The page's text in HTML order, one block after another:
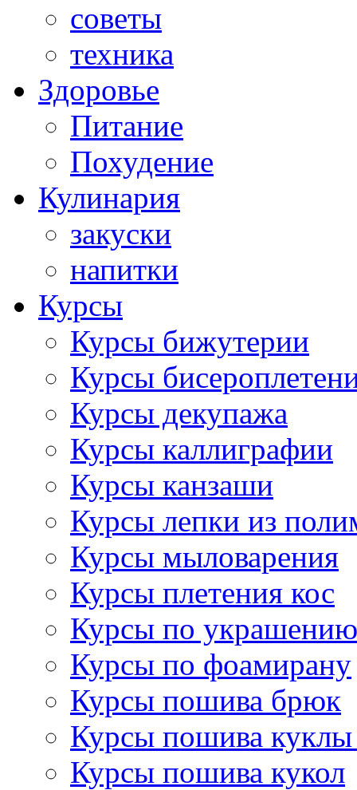
советы
техника
Здоровье
Питание
Похудение
Кулинария
закуски
напитки
Курсы
Курсы бижутерии
Курсы
Курсы декупажа
Курсы каллиграфии
Курсы канзаши
Курсы лепки из
Курсы мыловарения
Курсы плетения кос
Курсы по украшению
Курсы по фоамирану
Курсы пошива брюк
Курсы пошива
Курсы пошива кукол